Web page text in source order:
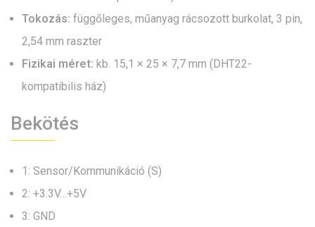
Tokozás: függőleges, műanyag rácsozott burkolat, 3 pin,
2,54 mm raszter
Fizikai méret: kb. 15,1 × 25 × 7,7 mm (DHT22-
kompatibilis ház)
Bekötés
1: Sensor/Kommunikáció (S)
2: +3.3V…+5V
3: GND